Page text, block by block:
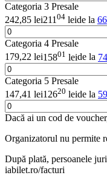
Categoria 3 Presale
242,85 lei211 04 leide la 66
Categoria 4 Presale
179,22 lei15801 leide la 74
Categoria 5 Presale
147,41 lei12620 leide la 59
Dacă ai un cod de
Organizatorul nu permite
După plată, persoanele
iabilet.ro/facturi